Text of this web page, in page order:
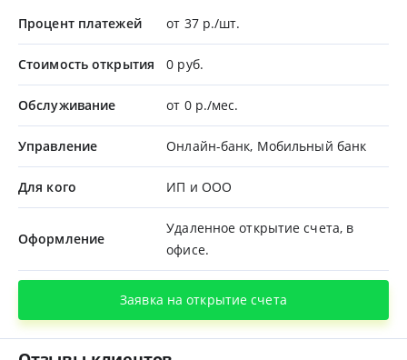
Процент платежей от 37 р./шт.
Стоимость открытия 0 руб.
Обслуживание от 0 р./мес.
Управление Онлайн-банк, Мобильный банк
Для кого ИП и ООО
Оформление
Удаленное открытие счета, в
офисе.
Заявка на открытие счета